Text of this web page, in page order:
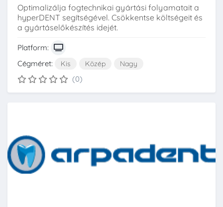
Optimalizálja fogtechnikai gyártási folyamatait a
hyperDENT segítségével. Csökkentse költségeit és
a gyártáselőkészítés idejét.
Platform:
Cégméret:
Kis Közép Nagy
(0)